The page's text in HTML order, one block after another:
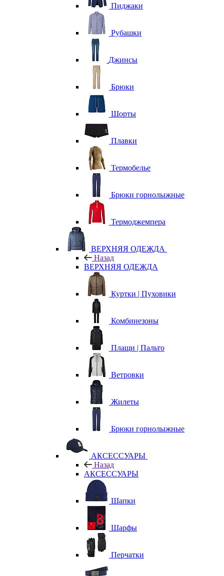
Пиджаки
Рубашки
Джинсы
Брюки
Шорты
Плавки
Термобелье
Брюки горнолыжные
Термоджемпера
ВЕРХНЯЯ ОДЕЖДА
Назад
ВЕРХНЯЯ ОДЕЖДА
Куртки | Пуховики
Комбинезоны
Плащи | Пальто
Ветровки
Жилеты
Брюки горнолыжные
АКСЕССУАРЫ
Назад
АКСЕССУАРЫ
Шапки
Шарфы
Перчатки